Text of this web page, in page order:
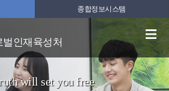
종합정보시스템
벌인재육성처
will set you free